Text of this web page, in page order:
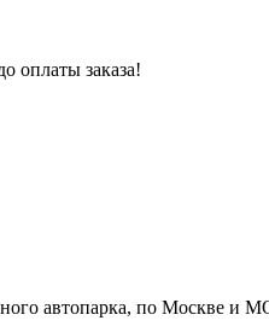
оплаты заказа!
автопарка, по Москве и